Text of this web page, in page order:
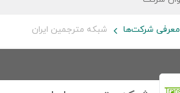
معرفی شرکت‌ها شبکه مترجمین ایران